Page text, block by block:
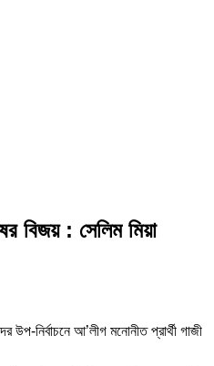
বিজয় : সেলিম মিয়া
উপ-নির্বাচনে আ’লীগ মনোনীত প্রার্থী গাজী